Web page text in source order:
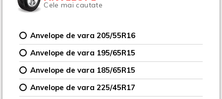
Cele mai cautate
Anvelope de vara 205/55R16
Anvelope de vara 195/65R15
Anvelope de vara 185/65R15
Anvelope de vara 225/45R17